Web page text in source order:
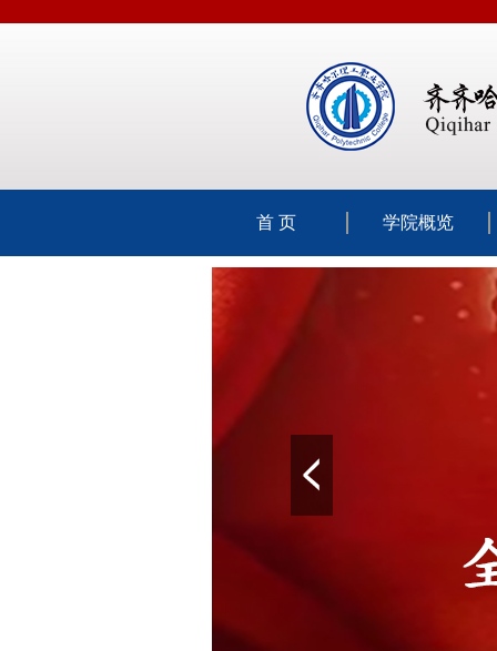
首 页 学院概览